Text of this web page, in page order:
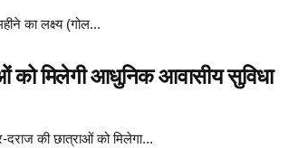
का लक्ष्य (गोल...
को मिलेगी आधुनिक आवासीय सुविधा
दराज की छात्राओं को मिलेगा...